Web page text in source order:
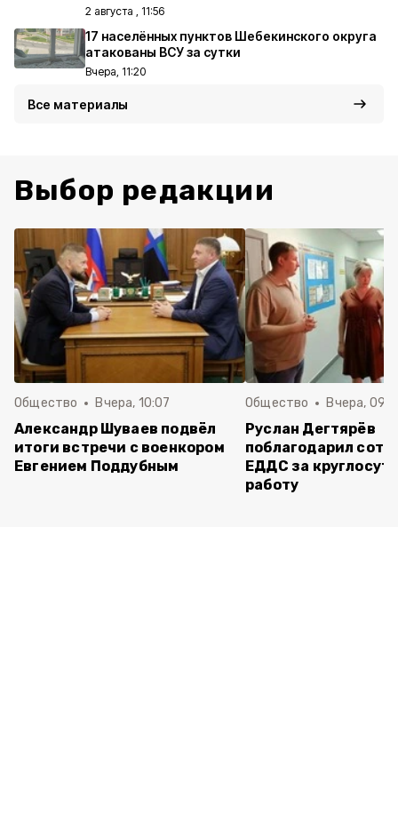
2 августа , 11:56
17 населённых пунктов Шебекинского округа
атакованы ВСУ за сутки
Вчера, 11:20
Все материалы
Выбор редакции
Общество Вчера, 10:07
Александр Шуваев подвёл
итоги встречи с военкором
Евгением Поддубным
Общество Вчера,
Руслан Дегтярёв
поблагодарил
ЕДДС за
работу